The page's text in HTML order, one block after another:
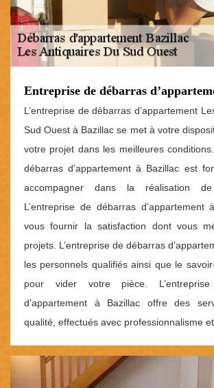
Entreprise de débarras
L’entreprise de débarras d’appartement
Sud Ouest à Bazillac se met à votre
votre projet dans les meilleures
débarras d’appartement à Bazillac est
accompagner dans la réalisation
L’entreprise de débarras d’appartement
vous fournir la satisfaction dont vous
projets. L’entreprise de débarras
les personnels qualifiés ainsi que le
pour vider votre pièce.
d’appartement à Bazillac offre des
qualité, effectués avec professionnalisme